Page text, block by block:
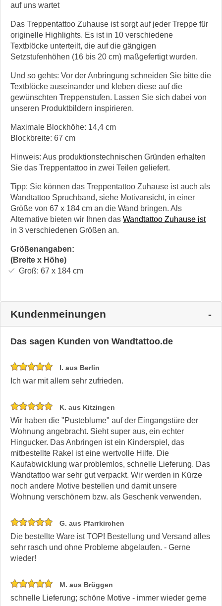
auf uns wartet
Das Treppentattoo Zuhause ist sorgt auf jeder Treppe für
originelle Highlights. Es ist in 10 verschiedene
Textblöcke unterteilt, die auf die gängigen
Setzstufenhöhen (16 bis 20 cm) maßgefertigt wurden.
Und so gehts: Vor der Anbringung schneiden Sie bitte die
Textblöcke auseinander und kleben diese auf die
gewünschten Treppenstufen. Lassen Sie sich dabei von
unseren Produktbildern inspirieren.
Maximale Blockhöhe: 14,4 cm
Blockbreite: 67 cm
Hinweis: Aus produktionstechnischen Gründen erhalten
Sie das Treppentattoo in zwei Teilen geliefert.
Tipp: Sie können das Treppentattoo Zuhause ist auch als
Wandtattoo Spruchband, siehe Motivansicht, in einer
Größe von 67 x 184 cm an die Wand bringen. Als
Alternative bieten wir Ihnen das Wandtattoo Zuhause ist
in 3 verschiedenen Größen an.
Größenangaben:
(Breite x Höhe)
Groß: 67 x 184cm
Kundenmeinungen
Das sagen Kunden von Wandtattoo.de
I. aus Berlin
Ich war mit allem sehr zufrieden.
K. aus Kitzingen
Wir haben die "Pusteblume" auf der Eingangstüre der
Wohnung angebracht. Sieht super aus, ein echter
Hingucker. Das Anbringen ist ein Kinderspiel, das
mitbestellte Rakel ist eine wertvolle Hilfe. Die
Kaufabwicklung war problemlos, schnelle Lieferung. Das
Wandtattoo war sehr gut verpackt. Wir werden in Kürze
noch andere Motive bestellen und damit unsere
Wohnung verschönern bzw. als Geschenk verwenden.
G. aus Pfarrkirchen
Die bestellte Ware ist TOP! Bestellung und Versand alles
sehr rasch und ohne Probleme abgelaufen. - Gerne
wieder!
M. aus Brüggen
schnelle Lieferung; schöne Motive - immer wieder gerne